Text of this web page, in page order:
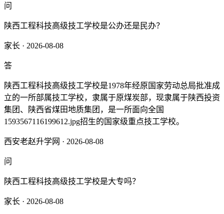
问
陕西工程科技高级技工学校是公办还是民办？
家长 · 2026-08-08
答
陕西工程科技高级技工学校是1978年经原国家劳动总局批准成
立的一所部属技工学校，隶属于原煤炭部，现隶属于陕西投资
集团、陕西省煤田地质集团，是一所面向全国
1593567116199612.jpg招生的国家级重点技工学校。
西安老赵升学网 · 2026-08-08
问
陕西工程科技高级技工学校是大专吗？
家长 · 2026-08-08